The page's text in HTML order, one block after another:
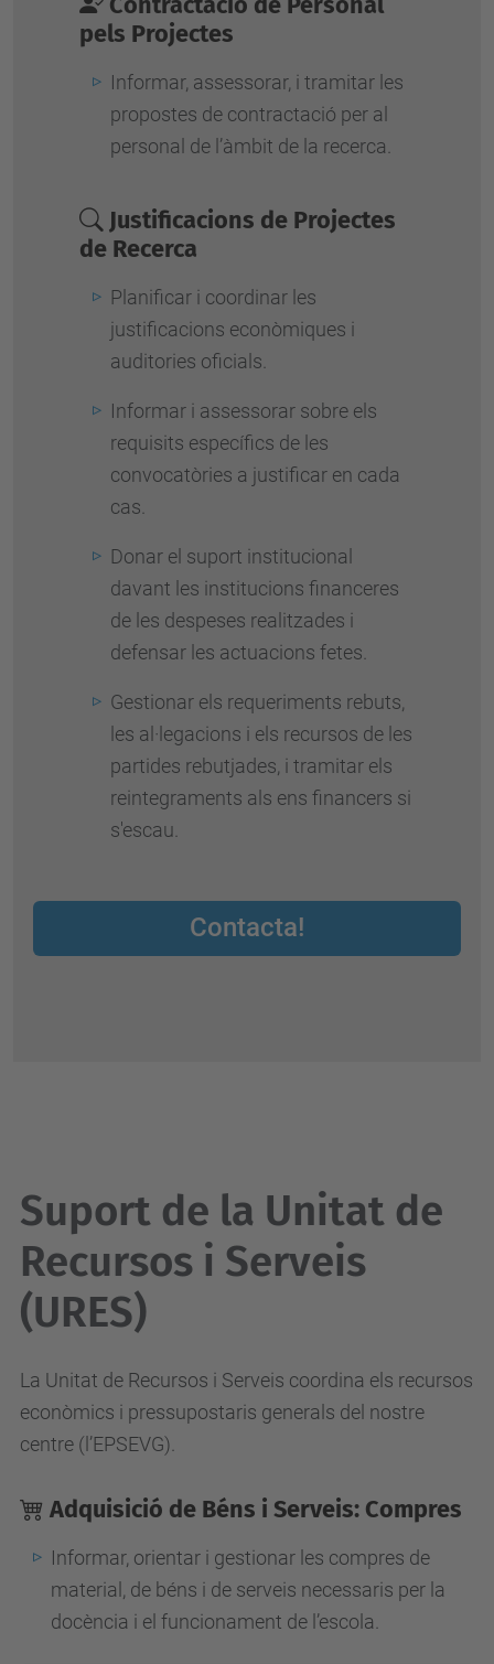
pels Projectes
Informar, assessorar, i tramitar les
propostes de contractació per al
personal de l’àmbit de la recerca.
Justificacions de Projectes
de Recerca
Planificar i coordinar les
justificacions econòmiques i
auditories oficials.
Informar i assessorar sobre els
requisits específics de les
convocatòries a justificar en cada
cas.
Donar el suport institucional
davant les institucions financeres
de les despeses realitzades i
defensar les actuacions fetes.
Gestionar els requeriments rebuts,
les al·legacions i els recursos de les
partides rebutjades, i tramitar els
reintegraments als ens financers si
s'escau.
Contacta!
Suport de la Unitat de
Recursos i Serveis
(URES)
La Unitat de Recursos i Serveis coordina els recursos
econòmics i pressupostaris generals del nostre
centre (l’EPSEVG).
Adquisició de Béns i Serveis: Compres
Informar, orientar i gestionar les compres de
material, de béns i de serveis necessaris per la
docència i el funcionament de l’escola.